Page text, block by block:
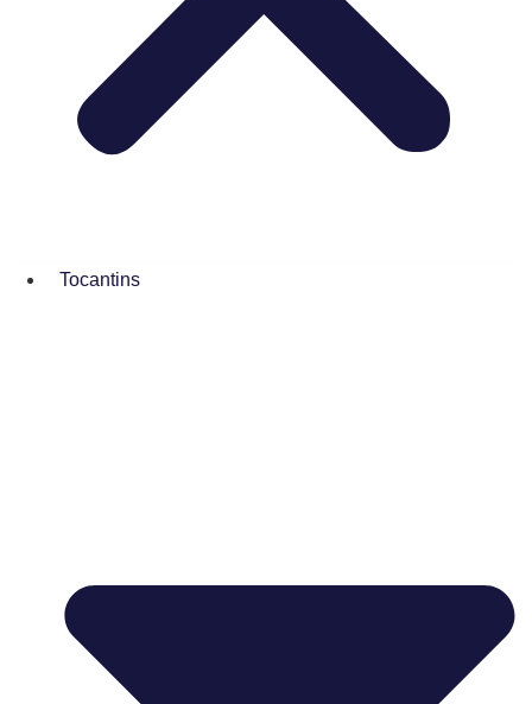
Tocantins